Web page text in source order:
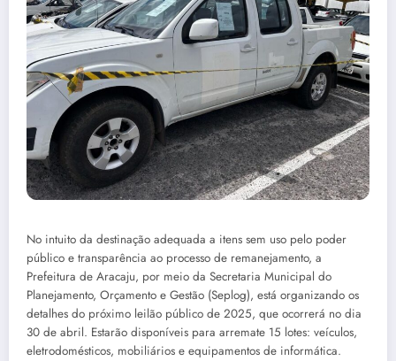
No intuito da destinação adequada a itens sem uso pelo poder
público e transparência ao processo de remanejamento, a
Prefeitura de Aracaju, por meio da Secretaria Municipal do
Planejamento, Orçamento e Gestão (Seplog), está organizando os
detalhes do próximo leilão público de 2025, que ocorrerá no dia
30 de abril. Estarão disponíveis para arremate 15 lotes: veículos,
eletrodomésticos, mobiliários e equipamentos de informática.